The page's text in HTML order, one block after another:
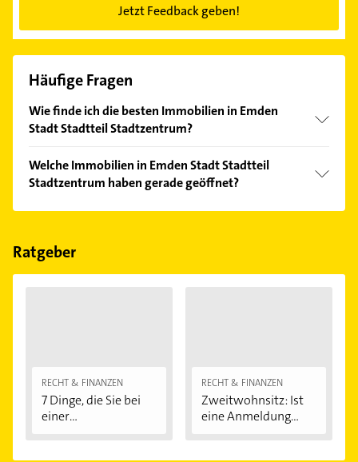
Jetzt Feedback geben!
Häufige Fragen
Wie finde ich die besten Immobilien in Emden
Stadt Stadtteil Stadtzentrum?
Kundenmeinungen und profitieren Sie von den
Empfehlungen. Die Suchergebnisse können Sie sich
einfach nachBewertungensortiert anzeigen lassen.
Welche Immobilien in Emden Stadt Stadtteil
Stadtzentrum haben gerade geöffnet?
Im Anbieter-Bereich finden Sie alleÖffnungszeiten.
Feiertagen abweichen können.
Ratgeber
RECHT & FINANZEN
7 Dinge, die Sie bei
einer
RECHT & FINANZEN
Zweitwohnsitz: Ist
eine Anmeldung...